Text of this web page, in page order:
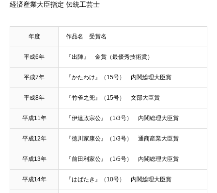
経済産業大臣指定 伝統工芸士
年度 作品名 受賞名
平成6年 『出陣』 金賞（最優秀技術賞）
平成7年 『かたわけ』（15号） 内閣総理大臣賞
平成8年 『竹雀之兜』（15号） 文部大臣賞
平成11年 『伊達政宗公』（1/3号） 内閣総理大臣賞
平成12年 『徳川家康公』（1/3号） 通商産業大臣賞
平成13年 『前田利家公』（1/5号） 内閣総理大臣賞
平成14年 『はばたき』（10号） 内閣総理大臣賞